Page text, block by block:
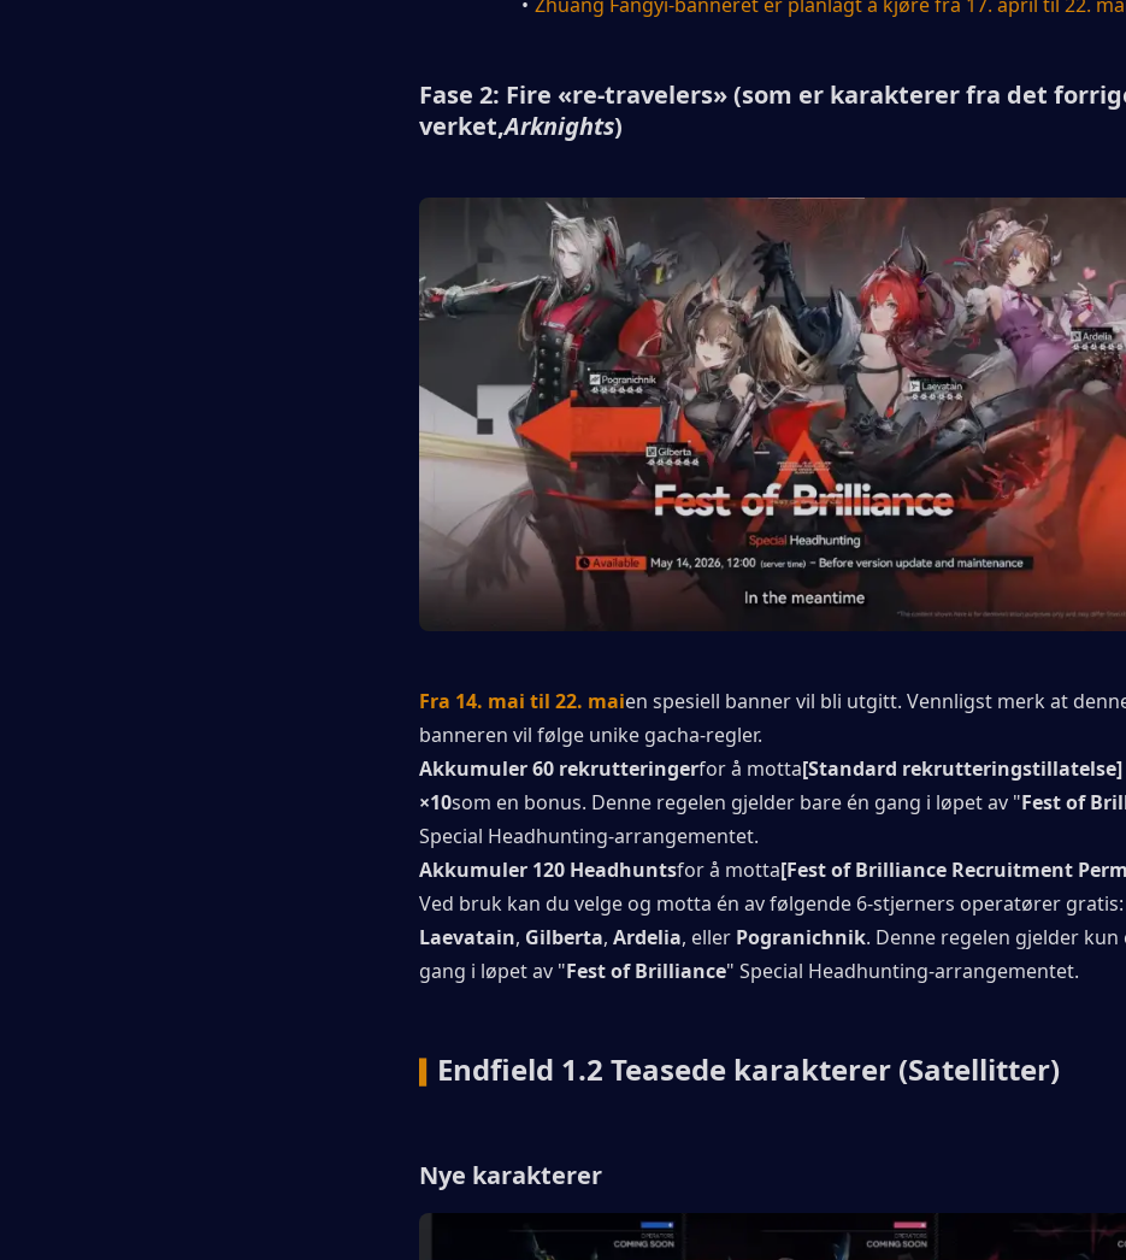
Fase 2: Fire «re-travelers» (som er karakterer fra det
verket,Arknights)
Fra 14. mai til 22. maien spesiell banner vil bli utgitt. Vennligst merk at
banneren vil følge unike gacha-regler.
Akkumuler 60 rekrutteringerfor å motta[Standard rekrutteringstillatelse]
×10som en bonus. Denne regelen gjelder bare én gang i løpet av "Fest of
Special Headhunting-arrangementet.
Akkumuler 120 Headhuntsfor å motta[Fest of Brilliance Recruitment
Laevatain, Gilberta, Ardelia, eller Pogranichnik. Denne regelen gjelder kun
gang i løpet av "Fest of Brilliance" Special Headhunting-arrangementet.
Endfield 1.2 Teasede karakterer (Satellitter)
Nye karakterer